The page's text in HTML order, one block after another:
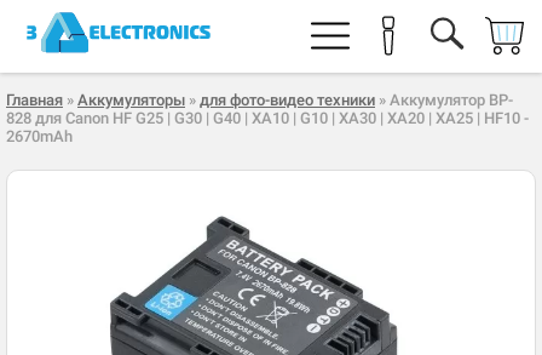
Главная » Аккумуляторы » для фото-видео техники » Аккумулятор BP-
828 для Canon HF G25 | G30 | G40 | XA10 | G10 | XA30 | XA20 | XA25 | HF10 -
2670mAh